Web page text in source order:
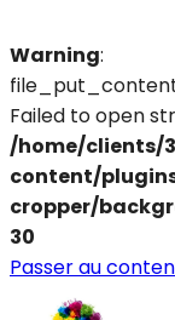
Warning:
Failed to open
/home/clients/
content/
cropper/
30
Passer au